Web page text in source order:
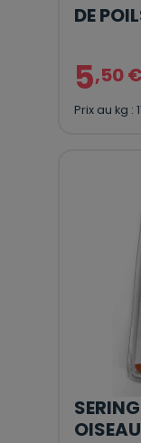
DE
5,50 €
Prix au kg :